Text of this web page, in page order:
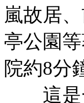
嵐故居
亭公園
院約8分
這是一